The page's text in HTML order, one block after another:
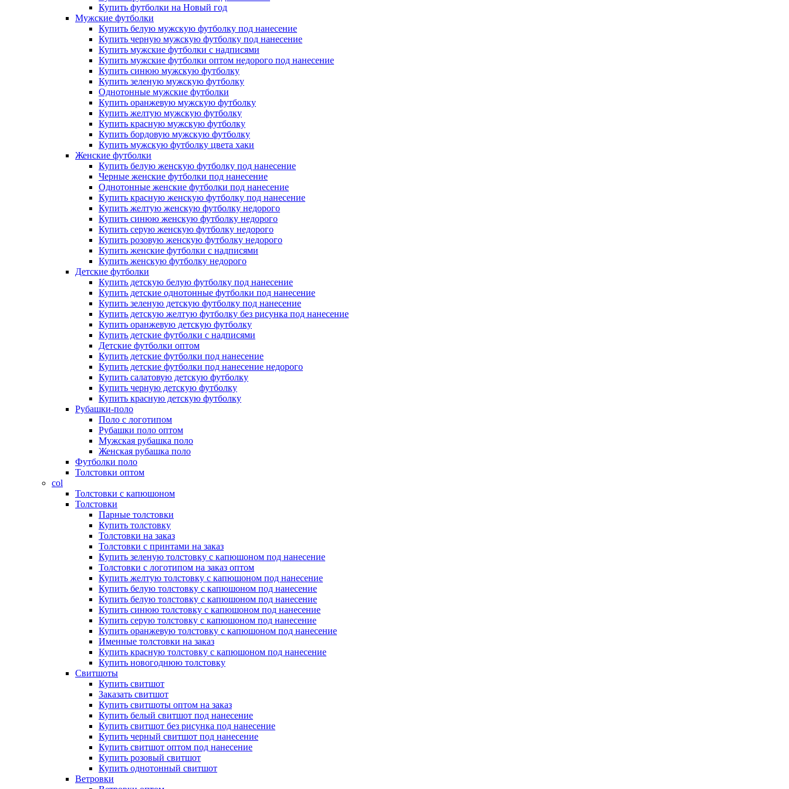
Купить футболки на Новый год
Мужские футболки
Купить белую мужскую футболку под нанесение
Купить черную мужскую футболку под нанесение
Купить мужские футболки с надписями
Купить мужские футболки оптом недорого под нанесение
Купить синюю мужскую футболку
Купить зеленую мужскую футболку
Однотонные мужские футболки
Купить оранжевую мужскую футболку
Купить желтую мужскую футболку
Купить красную мужскую футболку
Купить бордовую мужскую футболку
Купить мужскую футболку цвета хаки
Женские футболки
Купить белую женскую футболку под нанесение
Черные женские футболки под нанесение
Однотонные женские футболки под нанесение
Купить красную женскую футболку под нанесение
Купить желтую женскую футболку недорого
Купить синюю женскую футболку недорого
Купить серую женскую футболку недорого
Купить розовую женскую футболку недорого
Купить женские футболки с надписями
Купить женскую футболку недорого
Детские футболки
Купить детскую белую футболку под нанесение
Купить детские однотонные футболки под нанесение
Купить зеленую детскую футболку под нанесение
Купить детскую желтую футболку без рисунка под нанесение
Купить оранжевую детскую футболку
Купить детские футболки с надписями
Детские футболки оптом
Купить детские футболки под нанесение
Купить детские футболки под нанесение недорого
Купить салатовую детскую футболку
Купить черную детскую футболку
Купить красную детскую футболку
Рубашки-поло
Поло с логотипом
Рубашки поло оптом
Мужская рубашка поло
Женская рубашка поло
Футболки поло
Толстовки оптом
col
Толстовки с капюшоном
Толстовки
Парные толстовки
Купить толстовку
Толстовки на заказ
Толстовки с принтами на заказ
Купить зеленую толстовку с капюшоном под нанесение
Толстовки с логотипом на заказ оптом
Купить желтую толстовку с капюшоном под нанесение
Купить белую толстовку с капюшоном под нанесение
Купить белую толстовку с капюшоном под нанесение
Купить синюю толстовку с капюшоном под нанесение
Купить серую толстовку с капюшоном под нанесение
Купить оранжевую толстовку с капюшоном под нанесение
Именные толстовки на заказ
Купить красную толстовку с капюшоном под нанесение
Купить новогоднюю толстовку
Свитшоты
Купить свитшот
Заказать свитшот
Купить свитшоты оптом на заказ
Купить белый свитшот под нанесение
Купить свитшот без рисунка под нанесение
Купить черный свитшот под нанесение
Купить свитшот оптом под нанесение
Купить розовый свитшот
Купить однотонный свитшот
Ветровки